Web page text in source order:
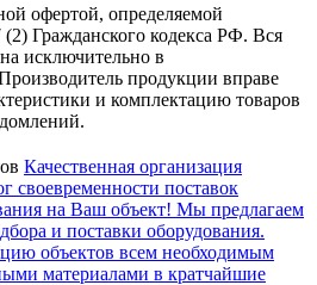
офертой, определяемой
Гражданского кодекса РФ. Вся
исключительно в
продукции вправе
и комплектацию товаров
Качественная организация
своевременности поставок
на Ваш объект! Мы предлагаем
и поставки оборудования.
объектов всем необходимым
материалами в кратчайшие